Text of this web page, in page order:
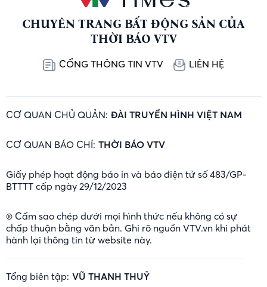
CHUYÊN TRANG BẤT ĐỘNG SẢN CỦA
THỜI BÁO VTV
CỔNG THÔNG TIN VTV LIÊN HỆ
CƠ QUAN CHỦ QUẢN: ĐÀI TRUYỀN HÌNH VIỆT NAM
CƠ QUAN BÁO CHÍ: THỜI BÁO VTV
Giấy phép hoạt động báo in và báo điện tử số 483/GP-
BTTTT cấp ngày 29/12/2023
® Cấm sao chép dưới mọi hình thức nếu không có sự
chấp thuận bằng văn bản. Ghi rõ nguồn VTV.vn khi phát
hành lại thông tin từ website này.
Tổng biên tập: VŨ THANH THUỶ